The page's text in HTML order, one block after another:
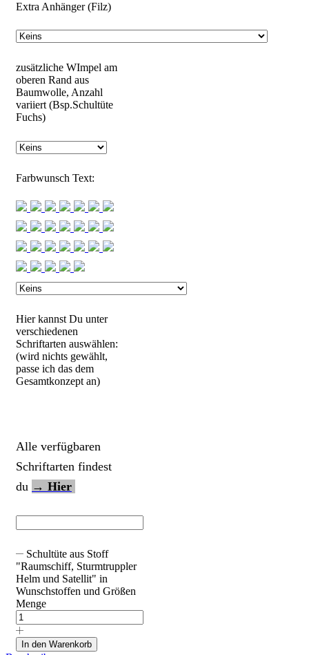
Extra Anhänger (Filz)
zusätzliche WImpel am
oberen Rand aus
Baumwolle, Anzahl
variiert (Bsp.Schultüte
Fuchs)
Farbwunsch Text:
Hier kannst Du unter
verschiedenen
Schriftarten auswählen:
(wird nichts gewählt,
passe ich das dem
Gesamtkonzept an)
Alle verfügbaren
Schriftarten findest
du → Hier
Schultüte aus Stoff
"Raumschiff, Sturmtruppler
Helm und Satellit" in
Wunschstoffen und Größen
Menge
In den Warenkorb